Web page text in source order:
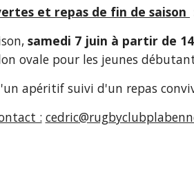
et repas de fin de saison
samedi 7 juin à partir de
ovale pour les jeunes
apéritif suivi d'un repas
: